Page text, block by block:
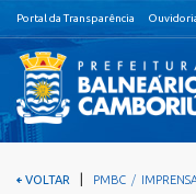
Portal da Transparência
VOLTAR PMBC